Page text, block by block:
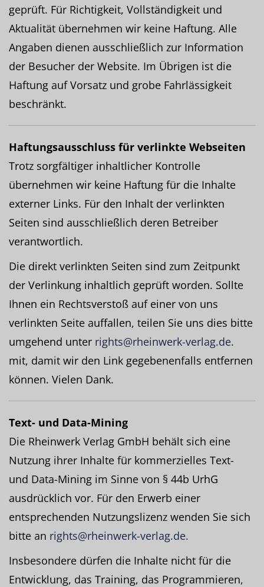
geprüft. Für Richtigkeit, Vollständigkeit und
Aktualität übernehmen wir keine Haftung. Alle
Angaben dienen ausschließlich zur Information
der Besucher der Website. Im Übrigen ist die
Haftung auf Vorsatz und grobe Fahrlässigkeit
beschränkt.
Haftungsausschluss für verlinkte Webseiten
Trotz sorgfältiger inhaltlicher Kontrolle
übernehmen wir keine Haftung für die Inhalte
externer Links. Für den Inhalt der verlinkten
Seiten sind ausschließlich deren Betreiber
verantwortlich.
Die direkt verlinkten Seiten sind zum Zeitpunkt
der Verlinkung inhaltlich geprüft worden. Sollte
Ihnen ein Rechtsverstoß auf einer von uns
verlinkten Seite auffallen, teilen Sie uns dies bitte
umgehend unter rights@rheinwerk-verlag.de.
mit, damit wir den Link gegebenenfalls entfernen
können. Vielen Dank.
Text- und Data-Mining
Die Rheinwerk Verlag GmbH behält sich eine
Nutzung ihrer Inhalte für kommerzielles Text-
und Data-Mining im Sinne von § 44b UrhG
ausdrücklich vor. Für den Erwerb einer
entsprechenden Nutzungslizenz wenden Sie sich
bitte an rights@rheinwerk-verlag.de.
Insbesondere dürfen die Inhalte nicht für die
Entwicklung, das Training, das Programmieren,